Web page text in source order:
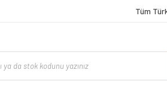
Tüm